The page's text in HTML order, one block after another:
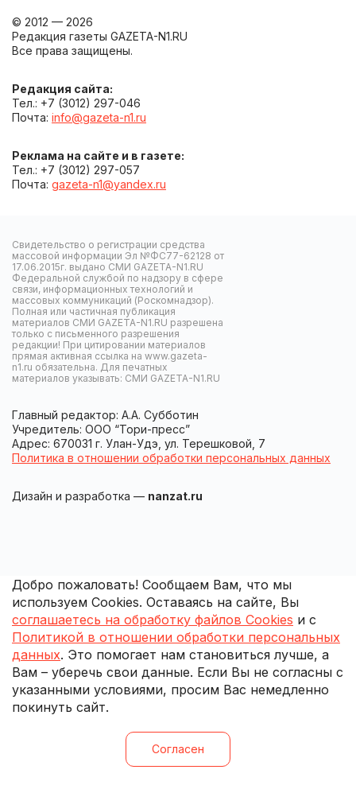
© 2012 — 2026
Редакция газеты GAZETA-N1.RU
Все права защищены.
Редакция сайта:
Тел.: +7 (3012) 297-046
Почта: info@gazeta-n1.ru
Реклама на сайте и в газете:
Тел.: +7 (3012) 297-057
Почта: gazeta-n1@yandex.ru
Свидетельство о регистрации средства
массовой информации Эл №ФС77-62128 от
17.06.2015г. выдано СМИ GAZETA-N1.RU
Федеральной службой по надзору в сфере
связи, информационных технологий и
массовых коммуникаций (Роскомнадзор).
Полная или частичная публикация
материалов СМИ GAZETA-N1.RU разрешена
только с письменного разрешения
редакции! При цитировании материалов
прямая активная ссылка на www.gazeta-
n1.ru обязательна. Для печатных
материалов указывать: СМИ GAZETA-N1.RU
Главный редактор: А.А. Субботин
Учредитель: ООО “Тори-пресс”
Адрес: 670031 г. Улан-Удэ, ул. Терешковой, 7
Политика в отношении обработки персональных данных
Дизайн и разработка — nanzat.ru
Добро пожаловать! Сообщаем Вам, что мы
используем Cookies. Оставаясь на сайте, Вы
соглашаетесь на обработку файлов Cookies и с
Политикой в отношении обработки персональных
данных. Это помогает нам становиться лучше, а
Вам – уберечь свои данные. Если Вы не согласны с
указанными условиями, просим Вас немедленно
покинуть сайт.
Согласен